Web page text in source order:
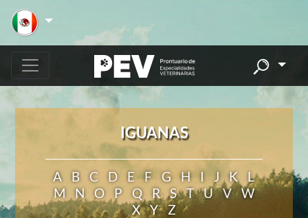
IGUANAS
A B C D E F G H I J K
L
M
N O P Q R S T U V
W
X
Y Z